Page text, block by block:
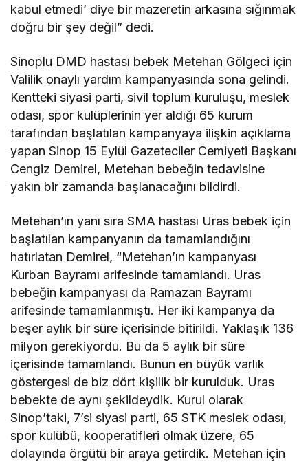
kabul etmedi’ diye bir mazeretin arkasına sığınmak
doğru bir şey değil” dedi.
Sinoplu DMD hastası bebek Metehan Gölgeci için
Valilik onaylı yardım kampanyasında sona gelindi.
Kentteki siyasi parti, sivil toplum kuruluşu, meslek
odası, spor kulüplerinin yer aldığı 65 kurum
tarafından başlatılan kampanyaya ilişkin açıklama
yapan Sinop 15 Eylül Gazeteciler Cemiyeti Başkanı
Cengiz Demirel, Metehan bebeğin tedavisine
yakın bir zamanda başlanacağını bildirdi.
Metehan’ın yanı sıra SMA hastası Uras bebek için
başlatılan kampanyanın da tamamlandığını
hatırlatan Demirel, “Metehan’ın kampanyası
Kurban Bayramı arifesinde tamamlandı. Uras
bebeğin kampanyası da Ramazan Bayramı
arifesinde tamamlanmıştı. Her iki kampanya da
beşer aylık bir süre içerisinde bitirildi. Yaklaşık 136
milyon gerekiyordu. Bu da 5 aylık bir süre
içerisinde tamamlandı. Bunun en büyük varlık
göstergesi de biz dört kişilik bir kurulduk. Uras
bebekte de aynı şekildeydik. Kurul olarak
Sinop’taki, 7’si siyasi parti, 65 STK meslek odası,
spor kulübü, kooperatifleri olmak üzere, 65
dolayında örgütü bir araya getirdik. Metehan için